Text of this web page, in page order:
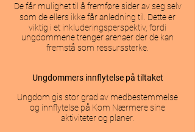
De får mulighet til å fremføre sider av seg selv
som de ellers ikke får anledning til. Dette er
viktig i et inkluderingsperspektiv, fordi
ungdommene trenger arenaer der de kan
fremstå som ressurssterke.
Ungdommers innflytelse på tiltaket
Ungdom gis stor grad av medbestemmelse
og innflytelse på Kom Nærmere sine
aktiviteter og planer.